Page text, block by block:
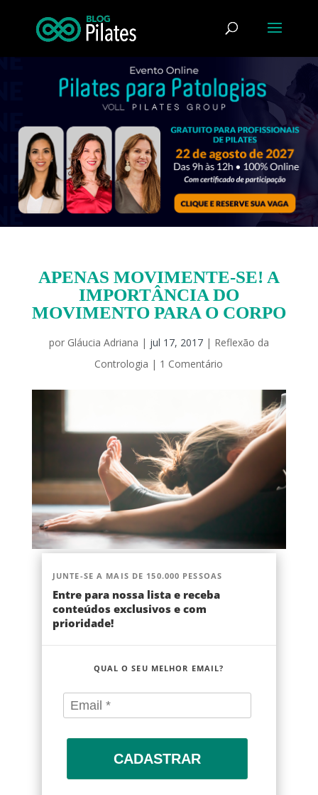
APENAS MOVIMENTE-SE! A
IMPORTÂNCIA DO
MOVIMENTO PARA O CORPO
por Gláucia Adriana | jul 17, 2017| Reflexão da
Contrologia | 1 Comentário
JUNTE-SE A MAIS DE 150.000 PESSOAS
Entre para nossa lista e receba
conteúdos exclusivos e com
prioridade!
QUAL O SEU MELHOR EMAIL?
CADASTRAR